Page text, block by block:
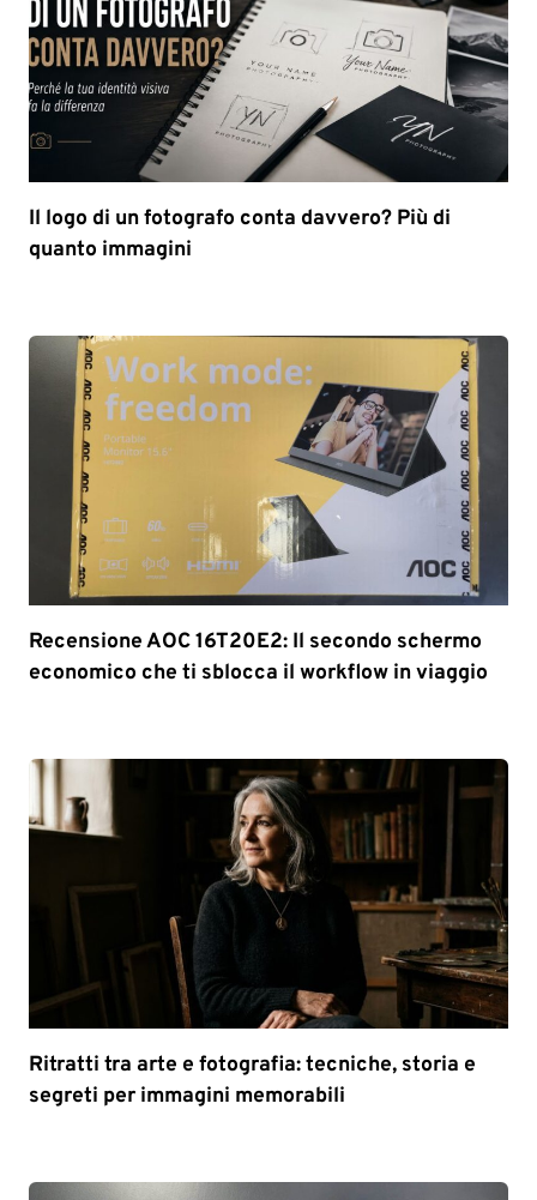
Il logo di un fotografo conta davvero? Più di
quanto immagini
Recensione AOC 16T20E2: Il secondo schermo
economico che ti sblocca il workflow in viaggio
Ritratti tra arte e fotografia: tecniche, storia e
segreti per immagini memorabili